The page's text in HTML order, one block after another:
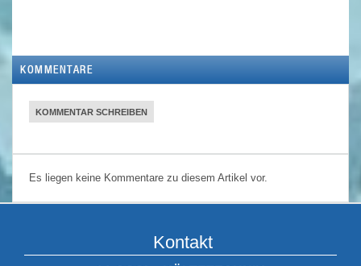
KOMMENTARE
KOMMENTAR SCHREIBEN
Es liegen keine Kommentare zu diesem Artikel vor.
Kontakt